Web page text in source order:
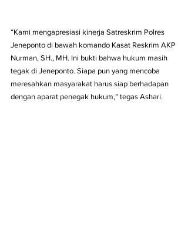
“Kami mengapresiasi kinerja Satreskrim Polres
Jeneponto di bawah komando Kasat Reskrim AKP
Nurman, SH., MH. Ini bukti bahwa hukum masih
tegak di Jeneponto. Siapa pun yang mencoba
meresahkan masyarakat harus siap berhadapan
dengan aparat penegak hukum,” tegas Ashari.